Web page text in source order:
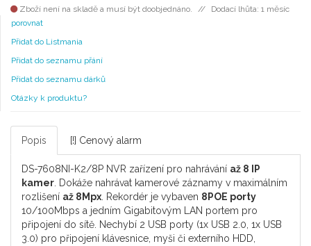
Zboží není na skladě a musí být doobjednáno.
Dodací lhůta: 1 měsíc
porovnat
Přidat do Listmania
Přidat do seznamu přání
Přidat do seznamu dárků
Otázky k produktu?
Popis [!] Cenový alarm
DS-7608NI-K2/8P NVR zařízení pro nahrávání až 8 IP
kamer . Dokáže nahrávat kamerové záznamy v maximálním
rozlišení až 8Mpx . Rekordér je vybaven 8POE porty
10/100Mbps a jedním Gigabitovým LAN portem pro
připojení do sítě. Nechybí 2 USB porty (1x USB 2.0, 1x USB
3.0) pro připojení klávesnice, myši či externího HDD,